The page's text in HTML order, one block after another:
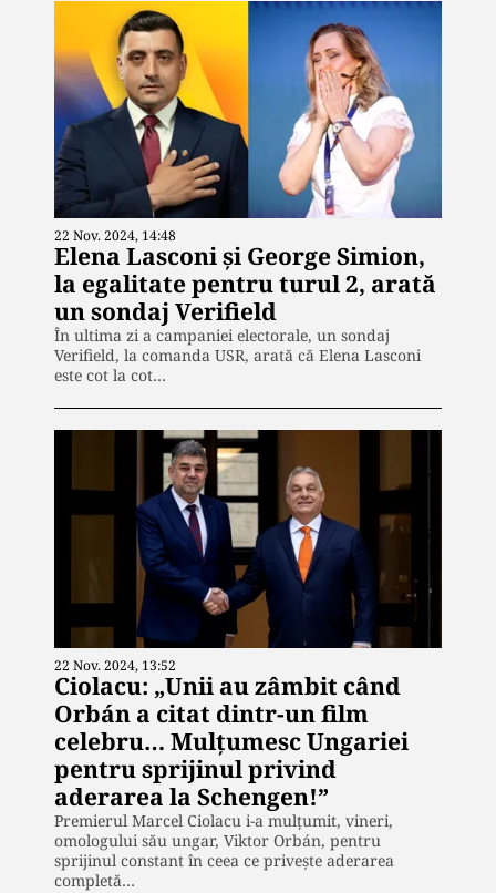
22 Nov. 2024, 14:48
Elena Lasconi și George Simion,
la egalitate pentru turul 2, arată
un sondaj Verifield
În ultima zi a campaniei electorale, un sondaj
Verifield, la comanda USR, arată că Elena Lasconi
este cot la cot…
22 Nov. 2024, 13:52
Ciolacu: „Unii au zâmbit când
Orbán a citat dintr-un film
celebru… Mulţumesc Ungariei
pentru sprijinul privind
aderarea la Schengen!”
Premierul Marcel Ciolacu i-a mulţumit, vineri,
omologului său ungar, Viktor Orbán, pentru
sprijinul constant în ceea ce privește aderarea
completă…